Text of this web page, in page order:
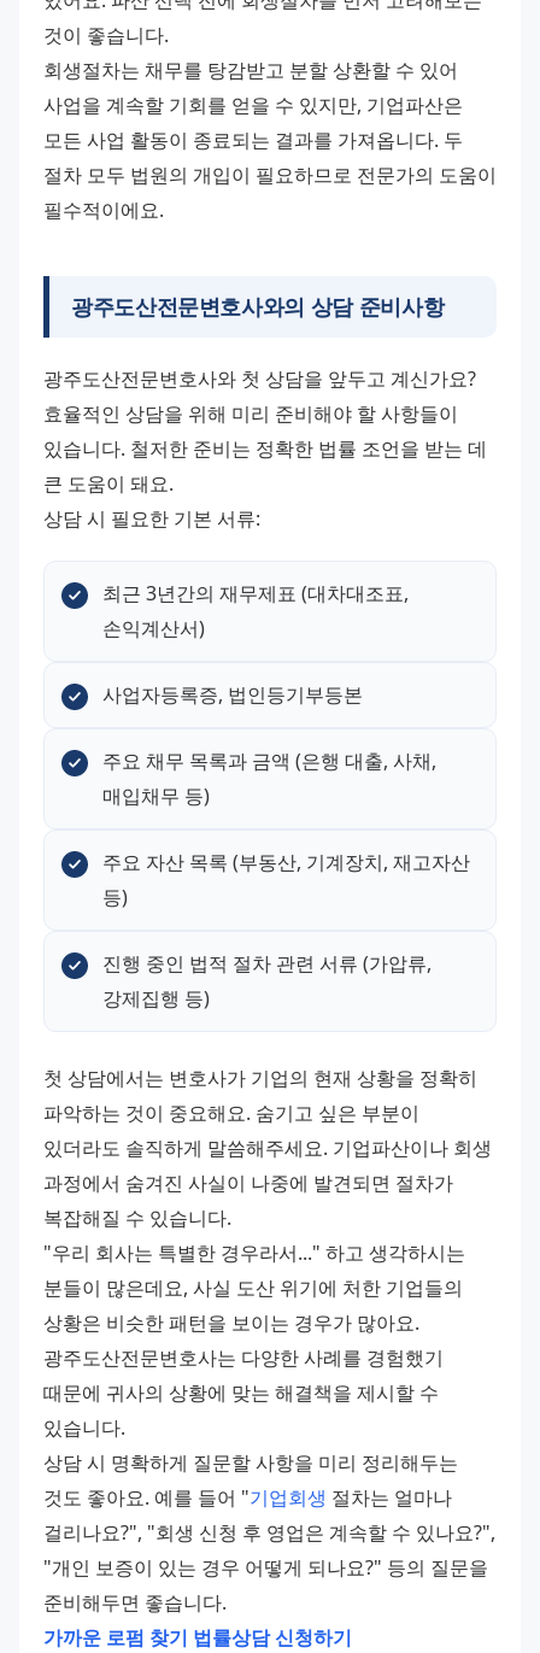
것이 좋습니다.
회생절차는 채무를 탕감받고 분할 상환할 수 있어
사업을 계속할 기회를 얻을 수 있지만, 기업파산은
모든 사업 활동이 종료되는 결과를 가져옵니다. 두
절차 모두 법원의 개입이 필요하므로 전문가의 도움이
필수적이에요.
광주도산전문변호사와의 상담 준비사항
광주도산전문변호사와 첫 상담을 앞두고 계신가요?
효율적인 상담을 위해 미리 준비해야 할 사항들이
있습니다. 철저한 준비는 정확한 법률 조언을 받는 데
큰 도움이 돼요.
상담 시 필요한 기본 서류:
최근 3년간의 재무제표 (대차대조표,
손익계산서)
사업자등록증, 법인등기부등본
주요 채무 목록과 금액 (은행 대출, 사채,
매입채무 등)
주요 자산 목록 (부동산, 기계장치, 재고자산
등)
진행 중인 법적 절차 관련 서류 (가압류,
강제집행 등)
첫 상담에서는 변호사가 기업의 현재 상황을 정확히
파악하는 것이 중요해요. 숨기고 싶은 부분이
있더라도 솔직하게 말씀해주세요. 기업파산이나 회생
과정에서 숨겨진 사실이 나중에 발견되면 절차가
복잡해질 수 있습니다.
"우리 회사는 특별한 경우라서..." 하고 생각하시는
분들이 많은데요, 사실 도산 위기에 처한 기업들의
상황은 비슷한 패턴을 보이는 경우가 많아요.
광주도산전문변호사는 다양한 사례를 경험했기
때문에 귀사의 상황에 맞는 해결책을 제시할 수
있습니다.
상담 시 명확하게 질문할 사항을 미리 정리해두는
것도 좋아요. 예를 들어 "기업회생 절차는 얼마나
걸리나요?", "회생 신청 후 영업은 계속할 수 있나요?",
"개인 보증이 있는 경우 어떻게 되나요?" 등의 질문을
준비해두면 좋습니다.
가까운 로펌 찾기 법률상담 신청하기